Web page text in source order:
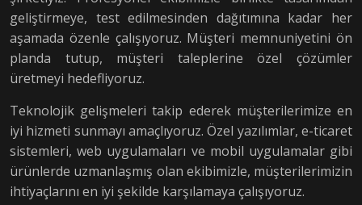
geliştirmeye, test edilmesinden dağıtımına kadar her
aşamada özenle çalışıyoruz. Müşteri memnuniyetini ön
planda tutup, müşteri taleplerine özel çözümler
üretmeyi hedefliyoruz.
Teknolojik gelişmeleri takip ederek müşterilerimize en
iyi hizmeti sunmayı amaçlıyoruz. Özel yazılımlar, e-ticaret
sistemleri, web uygulamaları ve mobil uygulamalar gibi
ürünlerde uzmanlaşmış olan ekibimizle, müşterilerimizin
ihtiyaçlarını en iyi şekilde karşılamaya çalışıyoruz.